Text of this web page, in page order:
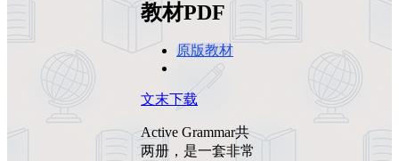
教材PDF
原版教材
文末下载
Active Grammar共
两册，是一套非常